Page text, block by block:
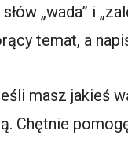
„wada” i
temat, a
masz jakieś
Chętnie